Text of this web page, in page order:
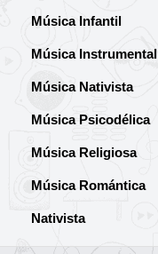
Música Infantil
Música Instrumental
Música Nativista
Música Psicodélica
Música Religiosa
Música Romántica
Nativista